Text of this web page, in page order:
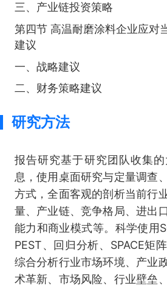
三、产业链投资策略
第四节 高温耐磨涂料企业应对
建议
一、战略建议
二、财务策略建议
研究方法
报告研究基于研究团队收集
息，使用桌面研究与定量调查
方式，全面客观的剖析当前行
量、产业链、竞争格局、进出
能力和商业模式等。科学使用
PEST、回归分析、SPACE矩
综合分析行业市场环境、产业
术革新、市场风险、行业壁垒